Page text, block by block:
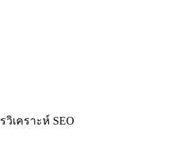
เคราะห์ SEO